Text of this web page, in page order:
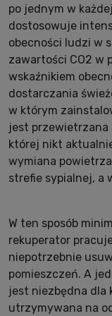
po jednym w
dostosowuje
obecności ludzi w
zawartości CO2 w
wskaźnikiem
dostarczania
w którym
jest przewietrzana
której nikt
wymiana
strefie sypialnej, a
W ten sposób
rekuperator
niepotrzebnie
pomieszczeń. A
jest niezbędna dla
utrzymywana na